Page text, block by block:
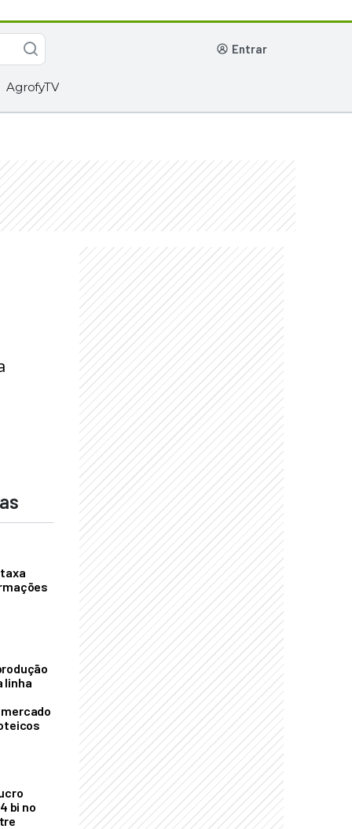
entrar
AgrofyTV
linha
bi no